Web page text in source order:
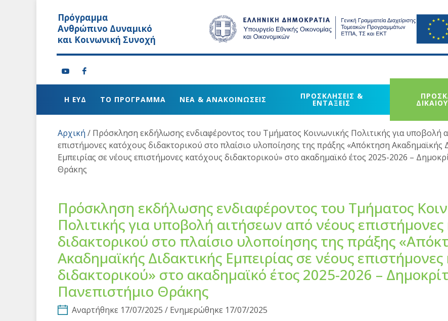
Πρόγραμμα
Ανθρώπινο Δυναμικό
και Κοινωνική Συνοχή
Η ΕΥΔ ΤΟ ΠΡΟΓΡΑΜΜΑ ΝΕΑ & ΑΝΑΚΟΙΝΩΣΕΙΣ ΠΡΟΣΚΛΗΣΕΙΣ &
ΕΝΤΑΞΕΙΣ
Αρχική / Πρόσκληση εκδήλωσης ενδιαφέροντος του Τμήματος Κοινωνικής Πολιτικής για υποβολή
επιστήμονες κατόχους διδακτορικού στο πλαίσιο υλοποίησης της πράξης «Απόκτηση Ακαδημαϊκής
Εμπειρίας σε νέους επιστήμονες κατόχους διδακτορικού» στο ακαδημαϊκό έτος 2025-2026 –
Θράκης
Πρόσκληση εκδήλωσης ενδιαφέροντος του Τμήματος
Πολιτικής για υποβολή αιτήσεων από νέους
διδακτορικού στο πλαίσιο υλοποίησης της πράξης
Ακαδημαϊκής Διδακτικής Εμπειρίας σε νέους
διδακτορικού» στο ακαδημαϊκό έτος 2025-2026 –
Πανεπιστήμιο Θράκης
Αναρτήθηκε 17/07/2025 / Ενημερώθηκε 17/07/2025